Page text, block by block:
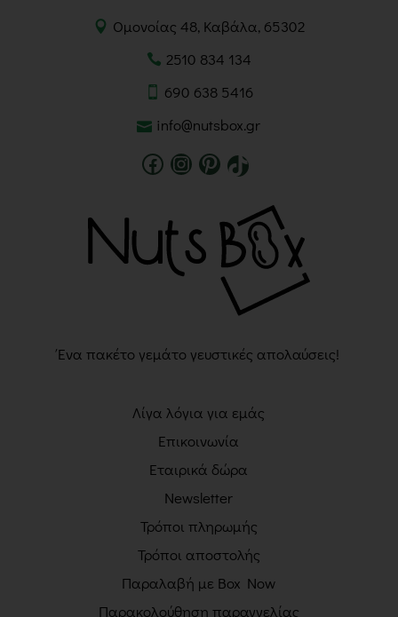
Ομονοίας 48, Καβάλα, 65302
2510 834 134
690 638 5416
info@nutsbox.gr
Ένα πακέτο γεμάτο γευστικές απολαύσεις!
Λίγα λόγια για εμάς
Επικοινωνία
Εταιρικά δώρα
Newsletter
Τρόποι πληρωμής
Τρόποι αποστολής
Παραλαβή με Box Now
Παρακολούθηση παραγγελίας